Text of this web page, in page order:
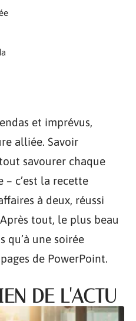
et imprévus,
alliée. Savoir
savourer chaque
c’est la recette
à deux, réussi
tout, le plus beau
qu’à une soirée
de PowerPoint.
DE L'ACTU